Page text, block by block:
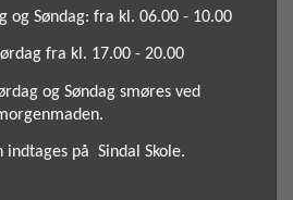
og Søndag: fra kl. 06.00 - 10.00
fra kl. 17.00 - 20.00
og Søndag smøres ved
indtages på Sindal Skole.